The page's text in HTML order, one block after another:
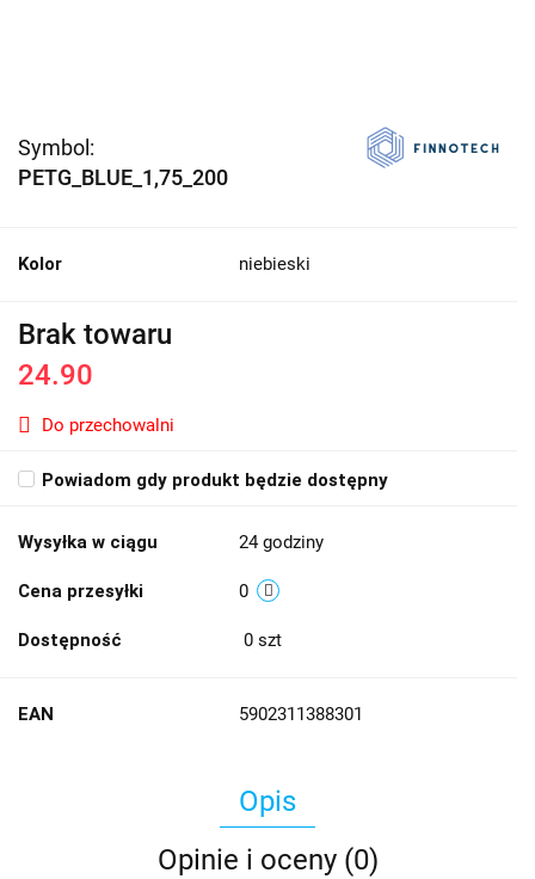
Symbol:
PETG_BLUE_1,75_200
Kolor niebieski
Brak towaru
24.90
Do przechowalni
Powiadom gdy produkt będzie dostępny
Wysyłka w ciągu 24 godziny
Cena przesyłki 0
Dostępność 0 szt
EAN 5902311388301
Opis
Opinie i oceny (0)